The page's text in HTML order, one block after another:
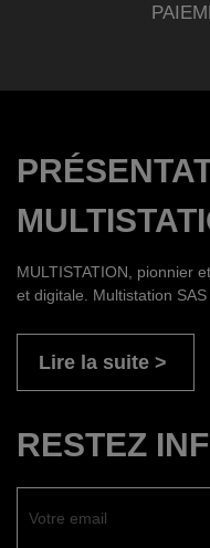
MULTISTATION, pionnier
et digitale. Multistation SAS
Lire la suite
RESTEZ